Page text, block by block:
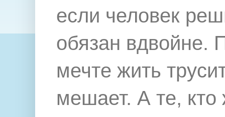
если человек
обязан вдвойне.
мечте жить
мешает. А те,